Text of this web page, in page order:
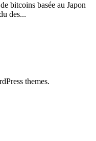
bitcoins basée au Japon
des...
themes.